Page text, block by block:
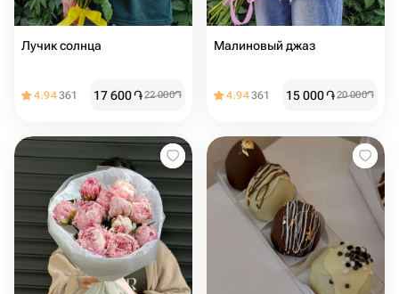
Лучик солнца
4.94361 17 600֏22 000֏
Малиновый джаз
4.94361 15 000֏20 000֏